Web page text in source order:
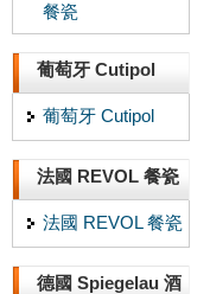
餐瓷
葡萄牙 Cutipol
葡萄牙 Cutipol
法國 REVOL 餐瓷
法國 REVOL 餐瓷
德國 Spiegelau 酒